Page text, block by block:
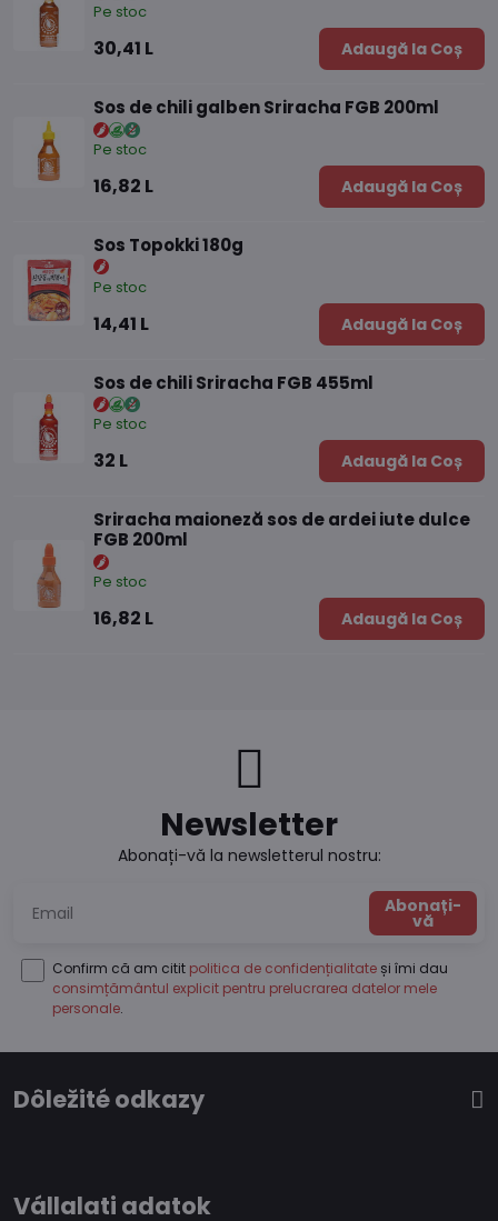
Pe stoc
30,41 L Adaugă la Coș
Sos de chili galben Sriracha FGB 200ml
Pe stoc
16,82 L Adaugă la Coș
Sos Topokki 180g
Pe stoc
14,41 L Adaugă la Coș
Sos de chili Sriracha FGB 455ml
Pe stoc
32 L Adaugă la Coș
Sriracha maioneză sos de ardei iute dulce
FGB 200ml
Pe stoc
16,82 L Adaugă la Coș
Newsletter
Abonați-vă la newsletterul nostru:
Abonați-
vă
Confirm că am citit politica de confidențialitate și îmi dau
consimțământul explicit pentru prelucrarea datelor mele
personale.
Dôležité odkazy
Vállalati adatok